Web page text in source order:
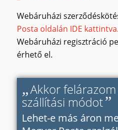
Webáruházi
Posta oldalán IDE kattintva.
Webáruházi regisztráció
érhető el.
„Akkor
szállítási módot”
Lehet-e más áron